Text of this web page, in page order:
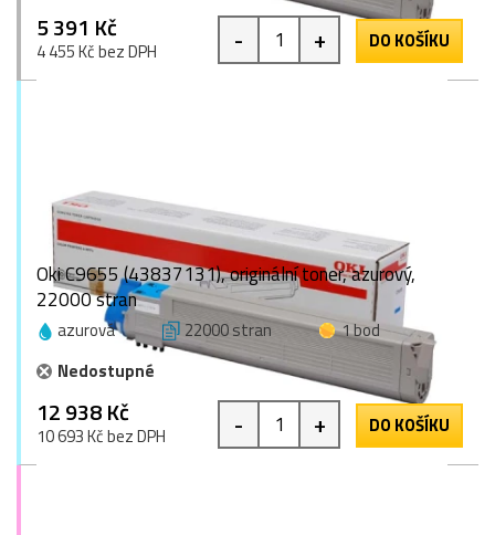
5 391 Kč
4 455 Kč bez DPH - + DO KOŠÍKU
Oki C9655 (43837131), originální toner, azurový,
22000 stran
azurová 22000 stran
1 bod
Nedostupné
12 938 Kč
10 693 Kč bez DPH - + DO KOŠÍKU